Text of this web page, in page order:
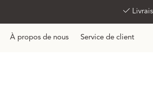
À propos de nous Service de client